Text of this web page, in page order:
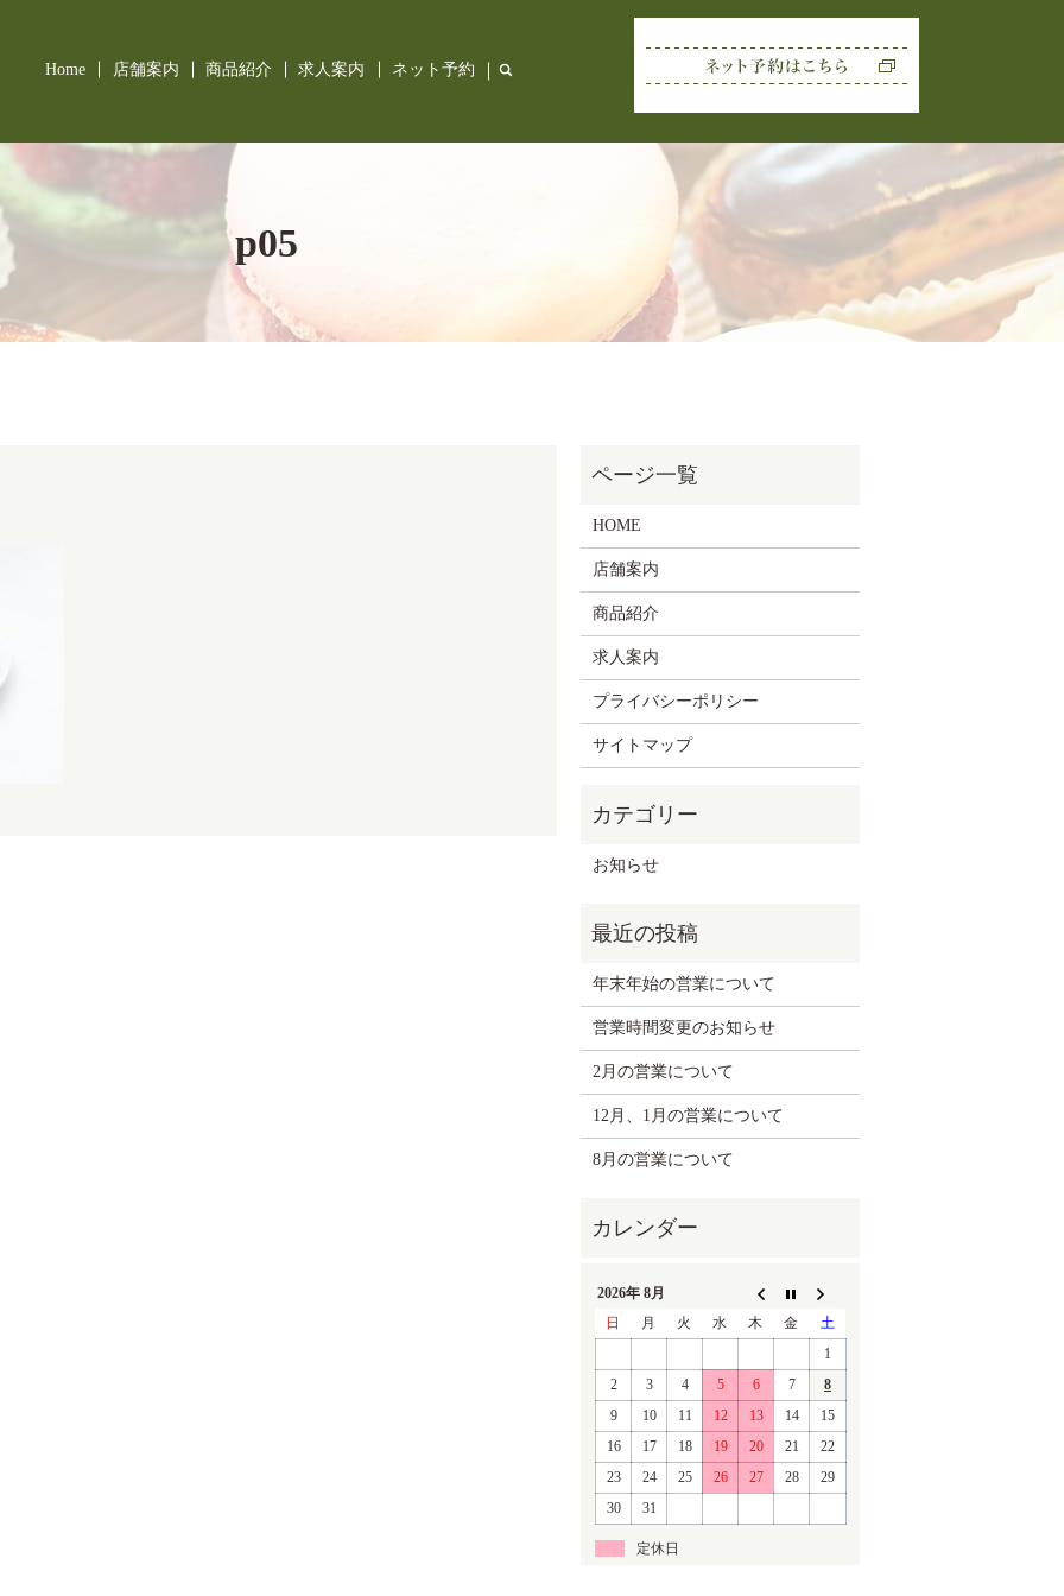
Home 店舗案内 商品紹介 求人案内 ネット予約 search
p05
HOME
店舗案内
商品紹介
求人案内
プライバシーポリシー
サイトマップ
お知らせ
年末年始の営業について
営業時間変更のお知らせ
2月の営業について
12月、1月の営業について
8月の営業について
2026年 8月
日
月 火 水 木 金
土
1
2
3 4 5 6 7
8
9
10 11 12 13 14
15
16
17 18 19 20 21
22
23
24 25 26 27 28
29
30
31
定休日